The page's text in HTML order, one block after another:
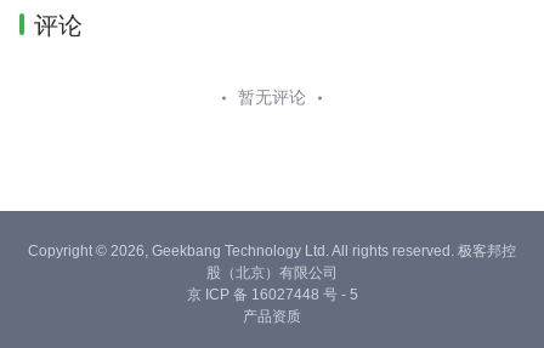
评论
暂无评论
Copyright © 2026, Geekbang Technology Ltd. All rights reserved. 极客邦控
股（北京）有限公司
京 ICP 备 16027448 号 - 5
产品资质